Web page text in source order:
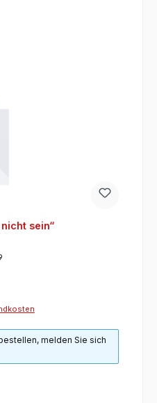
sein“
melden Sie sich